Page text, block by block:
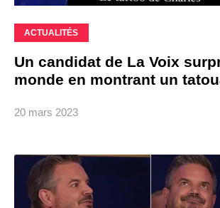
ACTUALITÉS
Un candidat de La Voix
monde en montrant un
20 mars 2023